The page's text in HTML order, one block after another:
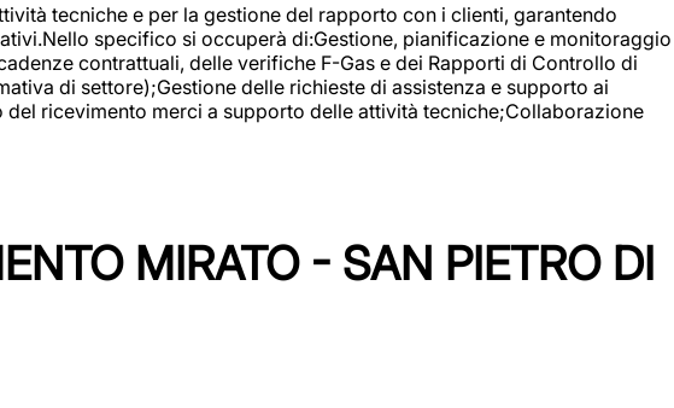
tecniche e per la gestione del rapporto con i clienti, garantendo
specifico si occuperà di:Gestione, pianificazione e monitoraggio
contrattuali, delle verifiche F-Gas e dei Rapporti di Controllo di
di settore);Gestione delle richieste di assistenza e supporto ai
ricevimento merci a supporto delle attività tecniche;Collaborazione
MIRATO - SAN PIETRO DI